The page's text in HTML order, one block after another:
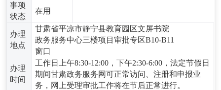
事项
状态
在用
办理
地点
甘肃省平凉市静宁县教育园区文屏书院
政务服务中心三楼项目审批专区B10-B11
窗口
办理
时间
工作日上午8:30-12:00，下午2:30-6:00，法定节假日
期间甘肃政务服务网可正常访问、注册和申报业
务，网上受理审批工作将在节后正常进行。